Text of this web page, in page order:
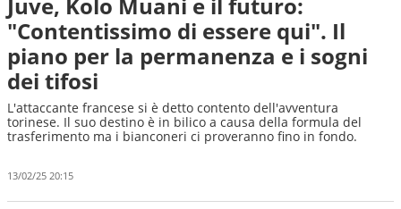
"Contentissimo di essere qui". Il
piano per la permanenza e i sogni
dei tifosi
L'attaccante francese si è detto contento dell'avventura
torinese. Il suo destino è in bilico a causa della formula del
trasferimento ma i bianconeri ci proveranno fino in fondo.
13/02/25 20:15